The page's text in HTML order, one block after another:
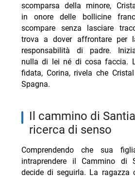
scomparsa della minore,
in onore delle bollicine
scompare senza lasciare
trova a dover affrontare per
responsabilità di padre.
nulla di lei né di cosa faccia.
fidata, Corina, rivela che
Spagna.
il cammino di Santiago come
ricerca di senso
Comprendendo che sua
intraprendere il Cammino di
decide di seguirla. La ragazza